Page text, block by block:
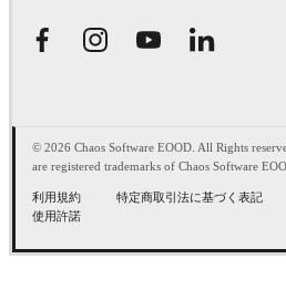
© 2026 Chaos Software EOOD. All Rights
are registered trademarks of Chaos Software
利用規約 特定商取引法に基づく表記
使用許諾